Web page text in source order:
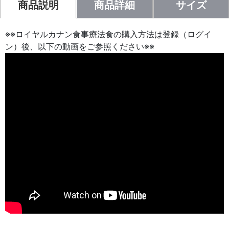
商品説明 商品詳細 サイズ
※※ロイヤルカナン食事療法食の購入方法は登録（ログイ
ン）後、以下の動画をご参照ください※※